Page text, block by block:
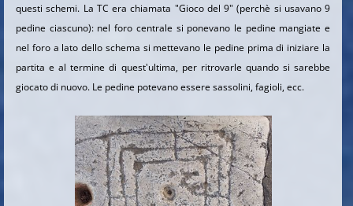
questi schemi. La TC era chiamata "Gioco del 9" (perchè si usavano 9
pedine ciascuno): nel foro centrale si ponevano le pedine mangiate e
nel foro a lato dello schema si mettevano le pedine prima di iniziare la
partita e al termine di quest'ultima, per ritrovarle quando si sarebbe
giocato di nuovo. Le pedine potevano essere sassolini, fagioli, ecc.